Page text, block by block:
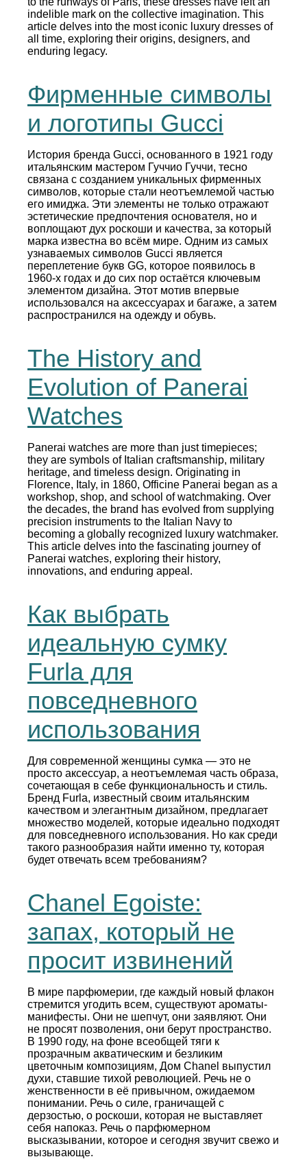
indelible mark on the collective imagination. This
article delves into the most iconic luxury dresses of
all time, exploring their origins, designers, and
enduring legacy.
Фирменные символы
и логотипы Gucci
История бренда Gucci, основанного в 1921 году
итальянским мастером Гуччио Гуччи, тесно
связана с созданием уникальных фирменных
символов, которые стали неотъемлемой частью
его имиджа. Эти элементы не только отражают
эстетические предпочтения основателя, но и
воплощают дух роскоши и качества, за который
марка известна во всём мире. Одним из самых
узнаваемых символов Gucci является
переплетение букв GG, которое появилось в
1960-х годах и до сих пор остаётся ключевым
элементом дизайна. Этот мотив впервые
использовался на аксессуарах и багаже, а затем
распространился на одежду и обувь.
The History and
Evolution of Panerai
Watches
Panerai watches are more than just timepieces;
they are symbols of Italian craftsmanship, military
heritage, and timeless design. Originating in
Florence, Italy, in 1860, Officine Panerai began as a
workshop, shop, and school of watchmaking. Over
the decades, the brand has evolved from supplying
precision instruments to the Italian Navy to
becoming a globally recognized luxury watchmaker.
This article delves into the fascinating journey of
Panerai watches, exploring their history,
innovations, and enduring appeal.
Как выбрать
идеальную сумку
Furla для
повседневного
использования
Для современной женщины сумка — это не
просто аксессуар, а неотъемлемая часть образа,
сочетающая в себе функциональность и стиль.
Бренд Furla, известный своим итальянским
качеством и элегантным дизайном, предлагает
множество моделей, которые идеально подходят
для повседневного использования. Но как среди
такого разнообразия найти именно ту, которая
будет отвечать всем требованиям?
Chanel Egoiste:
запах, который не
просит извинений
В мире парфюмерии, где каждый новый флакон
стремится угодить всем, существуют ароматы-
манифесты. Они не шепчут, они заявляют. Они
не просят позволения, они берут пространство.
В 1990 году, на фоне всеобщей тяги к
прозрачным акватическим и безликим
цветочным композициям, Дом Chanel выпустил
духи, ставшие тихой революцией. Речь не о
женственности в её привычном, ожидаемом
понимании. Речь о силе, граничащей с
дерзостью, о роскоши, которая не выставляет
себя напоказ. Речь о парфюмерном
высказывании, которое и сегодня звучит свежо и
вызывающе.